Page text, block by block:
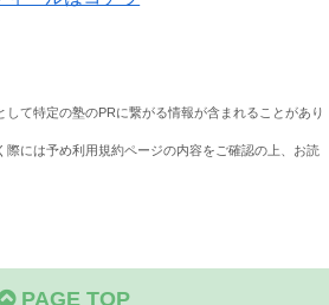
して特定の塾のPRに繋がる情報が含まれることがあり
際には予め利用規約ページの内容をご確認の上、お読
PAGE TOP